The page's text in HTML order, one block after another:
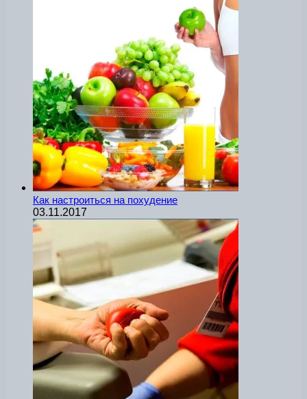
Как настроиться на похудение
03.11.2017